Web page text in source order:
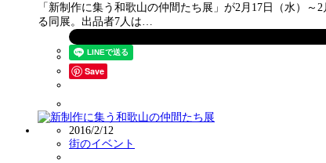
「新制作に集う和歌山の仲間たち展」が2月17日（水）
る同展。出品者7人は…
Save
2016/2/12
街のイベント